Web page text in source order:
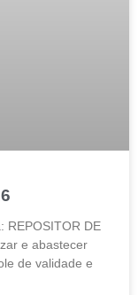
REPOSITOR DE
e abastecer
de validade e